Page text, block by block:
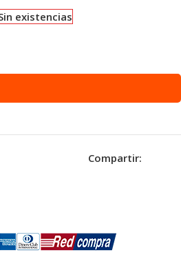
existencias
Compartir: